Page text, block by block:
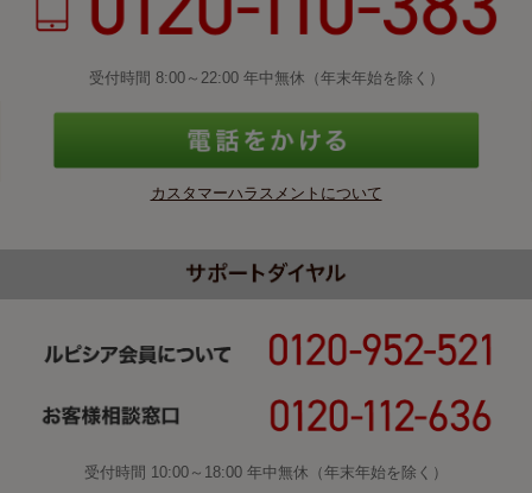
受付時間 8:00～22:00 年中無休（年末年始を除く）
カスタマーハラスメントについて
受付時間 10:00～18:00 年中無休（年末年始を除く）